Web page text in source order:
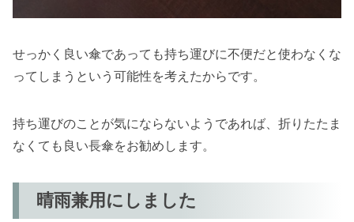
せっかく良い傘であっても持ち運びに不便だと使わなくな
ってしまうという可能性を考えたからです。
持ち運びのことが気にならないようであれば、折りたたま
なくても良い長傘をお勧めします。
晴雨兼用にしました